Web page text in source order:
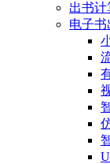
出书计
电子书